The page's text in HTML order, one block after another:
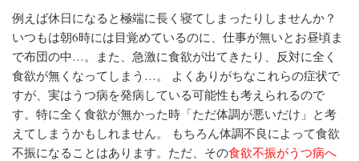
例えば休日になると極端に長く寝てしまったりしませんか？
いつもは朝6時には目覚めているのに、仕事が無いとお昼頃ま
で布団の中…。また、 急激に食欲が出てきたり、反対に全く
食欲が無くなってしまう…。
よくありがちなこれらの症状で
すが、実はうつ病を発病している可能性も考えられるので
す。特に全く食欲が無かった時「ただ体調が悪いだけ」と考
えてしまうかもしれません。 もちろん体調不良によって食欲
不振になることはあります。ただ、その食欲不振がうつ病へ